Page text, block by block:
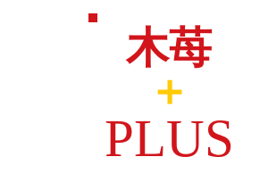
木苺
＋
PLUS